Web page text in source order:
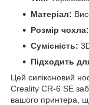
Матеріал:
Розмір чохла:
Сумісність:
Підходить
Цей силіконовий
Creality CR-6 SE
вашого принтера,